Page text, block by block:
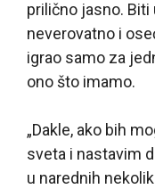
prilično jasno.
neverovatno i
igrao samo za
ono što imamo.
„Dakle, ako bih
sveta i nastavim
u narednih